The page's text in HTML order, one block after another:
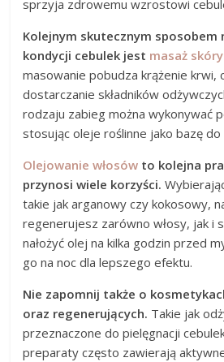
sprzyja zdrowemu wzrostowi
Kolejnym skutecznym sposobem
kondycji cebulek jest masaż
masowanie pobudza krążenie krwi,
dostarczanie składników
rodzaju zabieg można wykonywać
stosując oleje roślinne jako bazę do
Olejowanie włosów to kolejna
przynosi wiele korzyści.
takie jak arganowy czy kokosowy,
regenerujesz zarówno włosy, jak i
nałożyć olej na kilka godzin przed
go na noc dla lepszego efektu.
Nie zapomnij także o
oraz regenerujących. Takie jak
przeznaczone do pielęgnacji
preparaty często zawierają aktywne